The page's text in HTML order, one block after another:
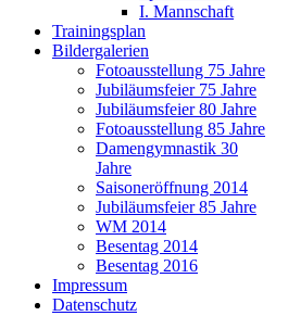
I. Mannschaft
Trainingsplan
Bildergalerien
Fotoausstellung 75 Jahre
Jubiläumsfeier 75 Jahre
Jubiläumsfeier 80 Jahre
Fotoausstellung 85 Jahre
Damengymnastik 30
Jahre
Saisoneröffnung 2014
Jubiläumsfeier 85 Jahre
WM 2014
Besentag 2014
Besentag 2016
Impressum
Datenschutz